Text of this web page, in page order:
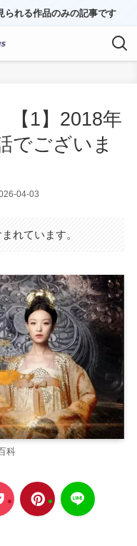
られる作品のみの記事です
【1】2018年
でございま
04-03
れています。
科